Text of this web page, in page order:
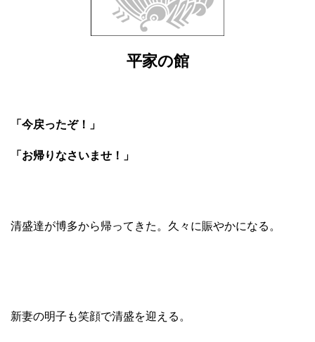
平家の館
「今戻ったぞ！」
「お帰りなさいませ！」
清盛達が博多から帰ってきた。久々に賑やかになる。
新妻の明子も笑顔で清盛を迎える。